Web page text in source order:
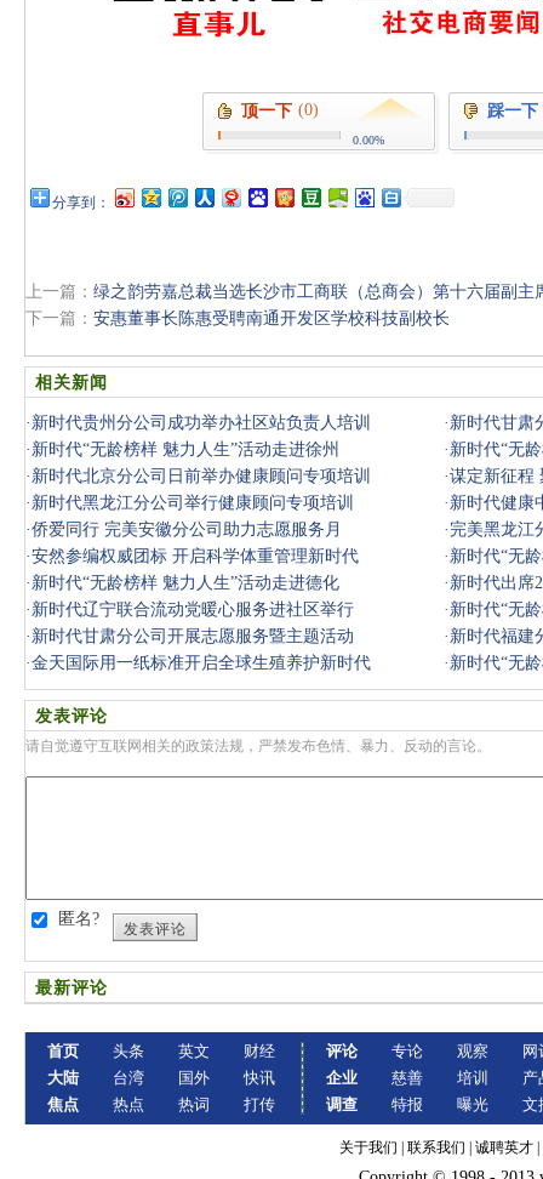
顶一下 (0)
0.00%
踩一下
分享到：
上一篇： 绿之韵劳嘉总裁当选长沙市工商联（总商会）第十六届副主
下一篇： 安惠董事长陈惠受聘南通开发区学校科技副校长
相关新闻
· 新时代贵州分公司成功举办社区站负责人培训 · 新时代甘肃
· 新时代“无龄榜样 魅力人生”活动走进徐州 · 新时代“无
· 新时代北京分公司日前举办健康顾问专项培训 ·谋定新征程
大启幕
· 新时代黑龙江分公司举行健康顾问专项培训 · 新时代健康
·侨爱同行 完美安徽分公司助力志愿服务月 · 完美黑龙江
·安然参编权威团标 开启科学体重管理新时代 · 新时代“无
· 新时代“无龄榜样 魅力人生”活动走进德化 · 新时代出席
· 新时代辽宁联合流动党暖心服务进社区举行 · 新时代“无
· 新时代甘肃分公司开展志愿服务暨主题活动 · 新时代福建
·金天国际用一纸标准开启全球生殖养护新时代 · 新时代“无
发表评论
请自觉遵守互联网相关的政策法规，严禁发布色情、暴力、反动的言论。
匿名?
发表评论
最新评论
首页
大陆
焦点
头条
台湾
热点
英文
国外
热词
财经
快讯
打传
评论
企业
调查
专论
慈善
特报
观察
培训
曝光
网
产
文
关于我们 联系我们 诚聘英才